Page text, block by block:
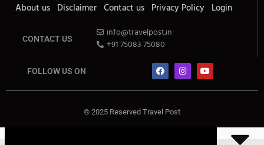
About us Disclaimer Contact us Privacy Policy Login
CONTACT US
info@travelpost.in
+91 75083 75080
FOLLOW US ON
© 2025 Reserved Travel Post